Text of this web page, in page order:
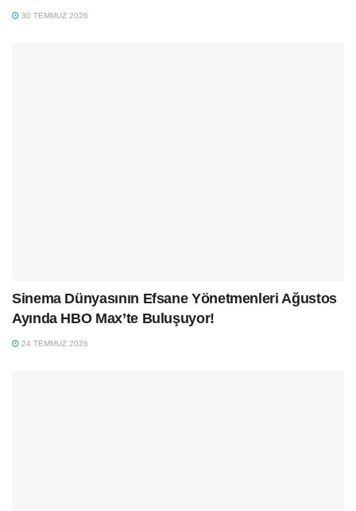
30 TEMMUZ 2026
Sinema Dünyasının Efsane Yönetmenleri Ağustos
Ayında HBO Max’te Buluşuyor!
24 TEMMUZ 2026